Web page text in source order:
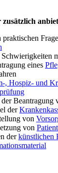
praktischen
eines
, Hospiz- und
Beantragung
der
von
von
derkünstlichen